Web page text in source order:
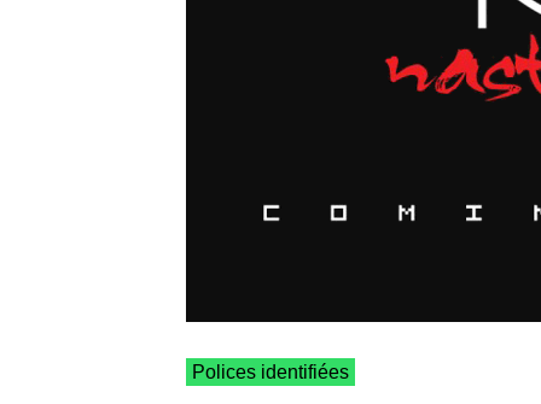
Polices identifiées